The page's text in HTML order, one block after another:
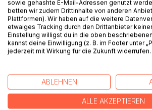
Nach einer erfolgreich abgeschlossenen
Ausbildung wagte ich einen beruflichen
Lebensmitteleinzelhandel. Die
bekannten Discounters auf ein
sogar rasch. Ich lernte dort aber
Schattenseiten dieser Branche kennen.
Ansprüche der Vorgesetzten in punkto
Leistungsbereitschaft und Schnelligkeit
sowie gehashte E-Mail-Adressen genutzt
betten wir zudem Drittinhalte von anderen
Plattformen). Wir haben auf die weitere
etwaiges Tracking durch den Drittanbieter
Einstellung willigst du in die oben
kannst deine Einwilligung (z. B. im Footer unter
jederzeit mit Wirkung für die Zukunft widerrufen.
ABLEHNEN
ALLE AKZEPTIEREN